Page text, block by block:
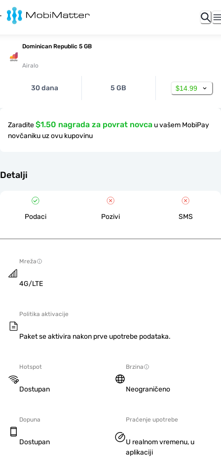
Dominican Republic 5 GB
Airalo
30 dana 5 GB $14.99
Zaradite$1.50 nagrada za povrat novca u vašem MobiPay
novčaniku uz ovu kupovinu
Detalji
Podaci Pozivi SMS
Mreža
4G/LTE
Politika aktivacije
Paket se aktivira nakon prve upotrebe podataka.
Hotspot
Dostupan
Brzina
Neograničeno
Dopuna
Dostupan
Praćenje upotrebe
U realnom vremenu, u
aplikaciji